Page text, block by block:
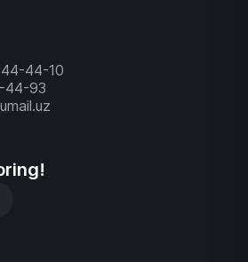
44-10
44-93